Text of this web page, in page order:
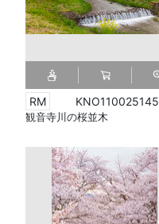
KNO110025145
観音寺川の桜並木